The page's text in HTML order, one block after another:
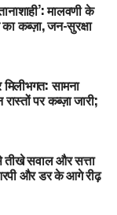
मालवणी के
कब्ज़ा, जन-सुरक्षा
सामना
पर कब्ज़ा जारी;
तीखे सवाल और सत्ता
और डर के आगे रीढ़